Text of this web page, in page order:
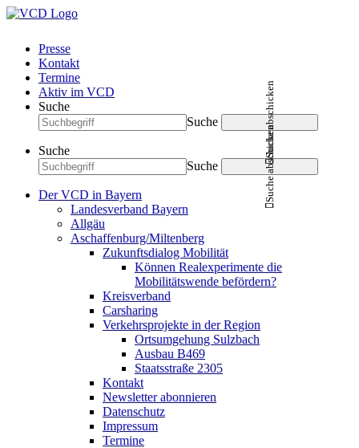
Presse
Kontakt
Termine
Aktiv im VCD
Suche
Suche
Suche abschicken
Suche
Suche
Suche abschicken
Der VCD in Bayern
Landesverband Bayern
Allgäu
Aschaffenburg/Miltenberg
Zukunftsdialog Mobilität
Können Realexperimente die
Mobilitätswende befördern?
Kreisverband
Carsharing
Verkehrsprojekte in der Region
Ortsumgehung Sulzbach
Ausbau B469
Staatsstraße 2305
Kontakt
Newsletter abonnieren
Datenschutz
Impressum
Termine